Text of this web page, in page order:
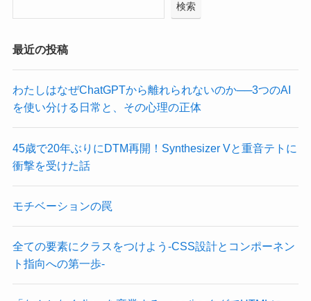
検索
最近の投稿
わたしはなぜChatGPTから離れられないのか──3つのAI
を使い分ける日常と、その心理の正体
45歳で20年ぶりにDTM再開！Synthesizer Vと重音テトに
衝撃を受けた話
モチベーションの罠
全ての要素にクラスをつけよう-CSS設計とコンポーネン
ト指向への第一歩-